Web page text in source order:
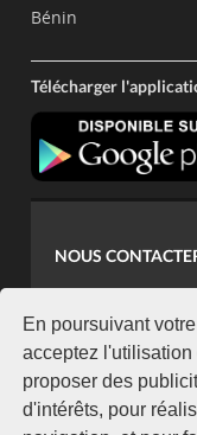
En poursuivant
acceptez
proposer des
d'intérêts, pour
Bénin
Télécharger
NOUS
+225 07 08
NEWSLETTER